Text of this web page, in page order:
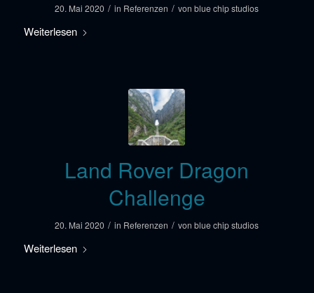
20. Mai 2020 / in Referenzen / vonblue chip studios
Weiterlesen
Land Rover Dragon
Challenge
20. Mai 2020 / in Referenzen / vonblue chip studios
Weiterlesen